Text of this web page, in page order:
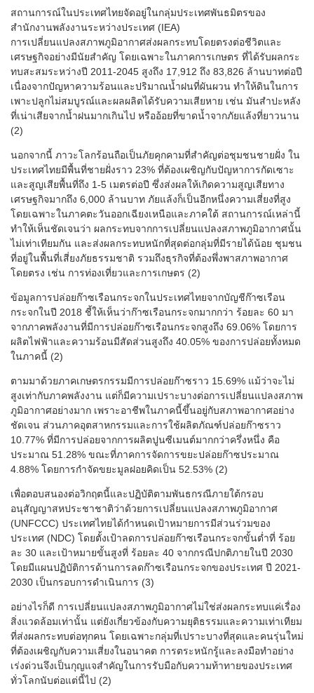
สถานการณ์ในประเทศไทยจัดอยู่ในกลุ่มประเทศพันธมิตรของ
สำนักงานพลังงานระหว่างประเทศ (IEA)
การเปลี่ยนแปลงสภาพภูมิอากาศส่งผลกระทบโดยตรงต่อชีวิตและ
เศรษฐกิจอย่างมีนัยสำคัญ โดยเฉพาะในภาคการเกษตร ที่ได้รับผลกระ
ทบสะสมระหว่างปี 2011-2045 สูงถึง 17,912 ถึง 83,826 ล้านบาทต่อปี
เนื่องจากปัญหาความร้อนและปริมาณน้ำฝนที่ผันผวน ทำให้ดินในการ
เพาะปลูกไม่สมบูรณ์และผลผลิตได้รับความเสียหาย เช่น มันสำปะหลัง
ที่เน่าเสียจากน้ำฝนมากเกินไป หรืออ้อยที่ขาดน้ำจากภัยแล้งที่ยาวนาน
(2)
นอกจากนี้ ภาวะโลกร้อนถือเป็นภัยคุกคามที่สำคัญต่อชุมชนชายฝั่ง ใน
ประเทศไทยมีพื้นที่ชายฝั่งราว 23% ที่ต้องเผชิญกับปัญหาการกัดเซาะ
และสูญเสียพื้นที่ถึง 1-5 เมตรต่อปี ซึ่งส่งผลให้เกิดความสูญเสียทาง
เศรษฐกิจมากถึง 6,000 ล้านบาท ภัยแล้งก็เป็นอีกหนึ่งความเสี่ยงที่สูง
โดยเฉพาะในภาคตะวันออกเฉียงเหนือและภาคใต้ สถานการณ์เหล่านี้
ทำให้เห็นชัดเจนว่า ผลกระทบจากการเปลี่ยนแปลงสภาพภูมิอากาศนั้น
ไม่เท่าเทียมกัน และส่งผลกระทบหนักที่สุดต่อกลุ่มที่มีรายได้น้อย ชุมชน
ที่อยู่ในพื้นที่เสี่ยงภัยธรรมชาติ รวมถึงธุรกิจที่ต้องพึ่งพาสภาพอากาศ
โดยตรง เช่น การท่องเที่ยวและการเกษตร (2)
ข้อมูลการปล่อยก๊าซเรือนกระจกในประเทศไทยจากบัญชีก๊าซเรือน
กระจกในปี 2018 ชี้ให้เห็นว่าก๊าซเรือนกระจกมากกว่า ร้อยละ 60 มา
จากภาคพลังงานที่มีการปล่อยก๊าซเรือนกระจกสูงถึง 69.06% โดยการ
ผลิตไฟฟ้าและความร้อนมีสัดส่วนสูงถึง 40.05% ของการปล่อยทั้งหมด
ในภาคนี้ (2)
ตามมาด้วยภาคเกษตรกรรมมีการปล่อยก๊าซราว 15.69% แม้ว่าจะไม่
สูงเท่ากับภาคพลังงาน แต่ก็มีความเปราะบางต่อการเปลี่ยนแปลงสภาพ
ภูมิอากาศอย่างมาก เพราะอาชีพในภาคนี้ขึ้นอยู่กับสภาพอากาศอย่าง
ชัดเจน ส่วนภาคอุตสาหกรรมและการใช้ผลิตภัณฑ์ปล่อยก๊าซราว
10.77% ที่มีการปล่อยจากการผลิตปูนซีเมนต์มากกว่าครึ่งหนึ่ง คือ
ประมาณ 51.28% ขณะที่ภาคการจัดการขยะปล่อยก๊าซประมาณ
4.88% โดยการกำจัดขยะมูลฝอยคิดเป็น 52.53% (2)
เพื่อตอบสนองต่อวิกฤตนี้และปฏิบัติตามพันธกรณีภายใต้กรอบ
อนุสัญญาสหประชาชาติว่าด้วยการเปลี่ยนแปลงสภาพภูมิอากาศ
(UNFCCC) ประเทศไทยได้กำหนดเป้าหมายการมีส่วนร่วมของ
ประเทศ (NDC) โดยตั้งเป้าลดการปล่อยก๊าซเรือนกระจกขั้นต่ำที่ ร้อย
ละ 30 และเป้าหมายขั้นสูงที่ ร้อยละ 40 จากกรณีปกติภายในปี 2030
โดยมีแผนปฏิบัติการด้านการลดก๊าซเรือนกระจกของประเทศ ปี 2021-
2030 เป็นกรอบการดำเนินการ (3)
อย่างไรก็ดี การเปลี่ยนแปลงสภาพภูมิอากาศไม่ใช่ส่งผลกระทบแค่เรื่อง
สิ่งแวดล้อมเท่านั้น แต่ยังเกี่ยวข้องกับความยุติธรรมและความเท่าเทียม
ที่ส่งผลกระทบต่อทุกคน โดยเฉพาะกลุ่มที่เปราะบางที่สุดและคนรุ่นใหม่
ที่ต้องเผชิญกับความเสี่ยงในอนาคต การตระหนักรู้และลงมือทำอย่าง
เร่งด่วนจึงเป็นกุญแจสำคัญในการรับมือกับความท้าทายของประเทศ
ทั่วโลกนับต่อแต่นี้ไป (2)